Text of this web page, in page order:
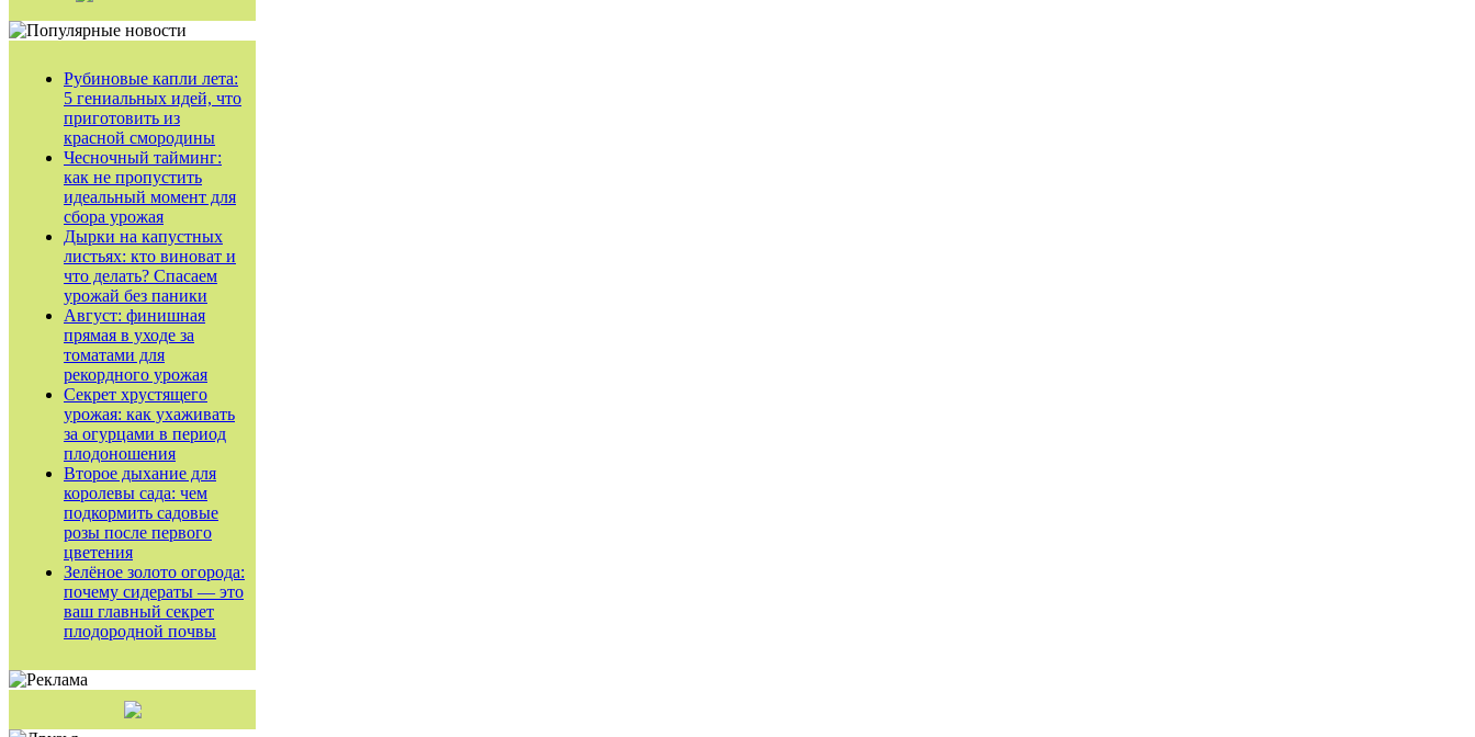
Рубиновые капли лета:
5 гениальных идей, что
приготовить из
красной смородины
Чесночный тайминг:
как не пропустить
идеальный момент для
сбора урожая
Дырки на капустных
листьях: кто виноват и
что делать? Спасаем
урожай без паники
Август: финишная
прямая в уходе за
томатами для
рекордного урожая
Секрет хрустящего
урожая: как ухаживать
за огурцами в период
плодоношения
Второе дыхание для
королевы сада: чем
подкормить садовые
розы после первого
цветения
Зелёное золото огорода:
почему сидераты — это
ваш главный секрет
плодородной почвы